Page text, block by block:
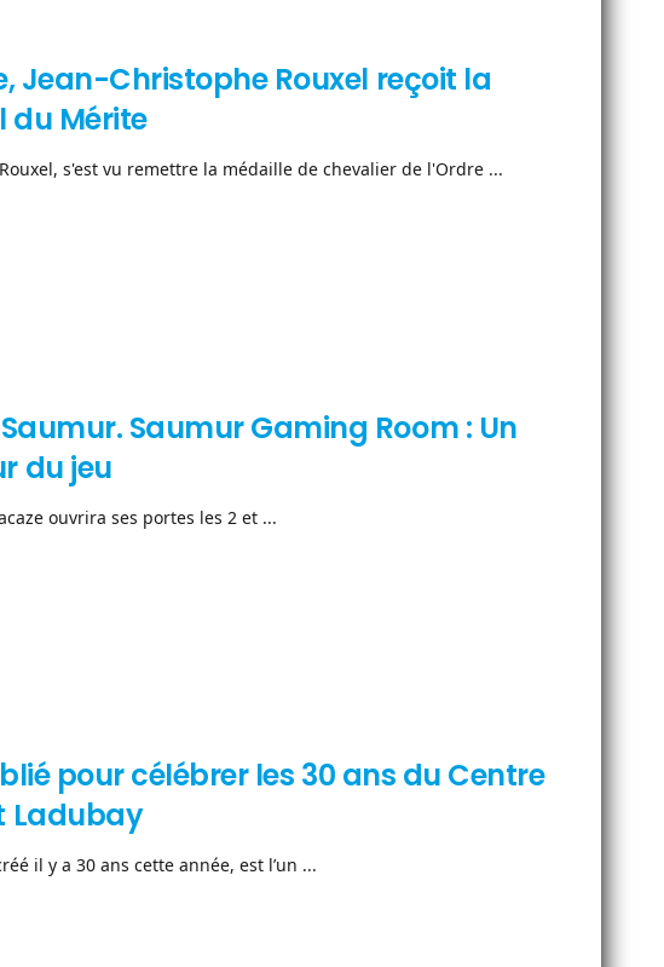
Jean-Christophe Rouxel reçoit la
du Mérite
s'est vu remettre la médaille de chevalier de l'Ordre ...
Saumur Gaming Room : Un
du jeu
ouvrira ses portes les 2 et ...
pour célébrer les 30 ans du Centre
Ladubay
il y a 30 ans cette année, est l’un ...